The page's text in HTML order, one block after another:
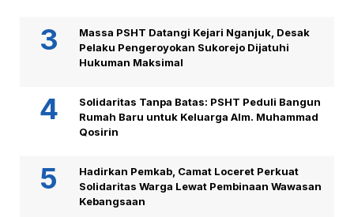
Massa PSHT Datangi Kejari Nganjuk, Desak
Pelaku Pengeroyokan Sukorejo Dijatuhi
Hukuman Maksimal
Solidaritas Tanpa Batas: PSHT Peduli Bangun
Rumah Baru untuk Keluarga Alm. Muhammad
Qosirin
Hadirkan Pemkab, Camat Loceret Perkuat
Solidaritas Warga Lewat Pembinaan Wawasan
Kebangsaan